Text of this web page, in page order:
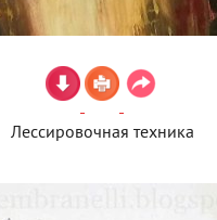
Лессировочная техника